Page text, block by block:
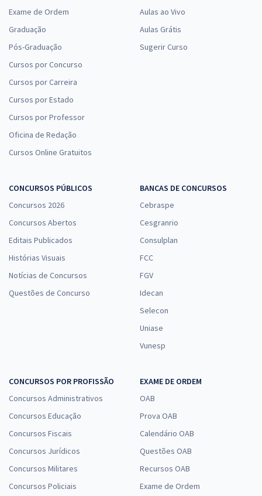
Exame de Ordem
Graduação
Pós-Graduação
Cursos por Concurso
Cursos por Carreira
Cursos por Estado
Cursos por Professor
Oficina de Redação
Cursos Online Gratuitos
Aulas ao Vivo
Aulas Grátis
Sugerir Curso
CONCURSOS PÚBLICOS
Concursos 2026
Concursos Abertos
Editais Publicados
Histórias Visuais
Notícias de Concursos
Questões de Concurso
BANCAS DE CONCURSOS
Cebraspe
Cesgranrio
Consulplan
FCC
FGV
Idecan
Selecon
Uniase
Vunesp
CONCURSOS POR PROFISSÃO
Concursos Administrativos
Concursos Educação
Concursos Fiscais
Concursos Jurídicos
Concursos Militares
Concursos Policiais
EXAME DE ORDEM
OAB
Prova OAB
Calendário OAB
Questões OAB
Recursos OAB
Exame de Ordem